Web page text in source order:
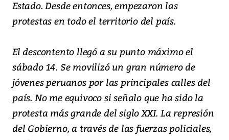
Estado. Desde entonces, empezaron las
protestas en todo el territorio del país.
El descontento llegó a su punto máximo el
sábado 14. Se movilizó un gran número de
jóvenes peruanos por las principales calles del
país. No me equivoco si señalo que ha sido la
protesta más grande del siglo XXI. La represión
del Gobierno, a través de las fuerzas policiales,